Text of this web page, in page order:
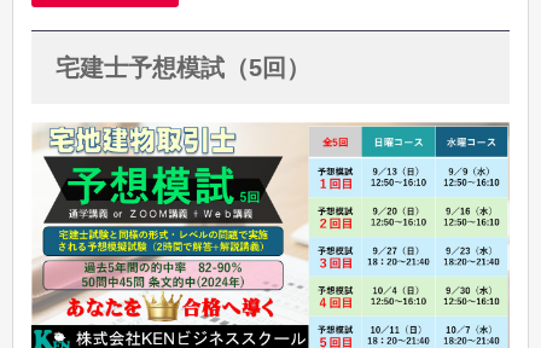
宅建士予想模試（5回）